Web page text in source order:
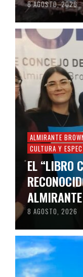
8 AGOSTO, 2026
ALMIRANTE
CULTURA Y
EL “LIBRO
8 AGOSTO, 2026